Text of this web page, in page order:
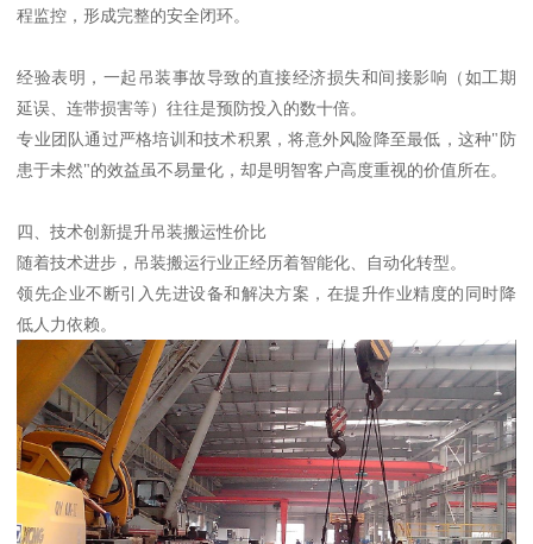
程监控，形成完整的安全闭环。
经验表明，一起吊装事故导致的直接经济损失和间接影响（如工期
延误、连带损害等）往往是预防投入的数十倍。
专业团队通过严格培训和技术积累，将意外风险降至最低，这种"防
患于未然"的效益虽不易量化，却是明智客户高度重视的价值所在。
四、技术创新提升吊装搬运性价比
随着技术进步，吊装搬运行业正经历着智能化、自动化转型。
领先企业不断引入先进设备和解决方案，在提升作业精度的同时降
低人力依赖。